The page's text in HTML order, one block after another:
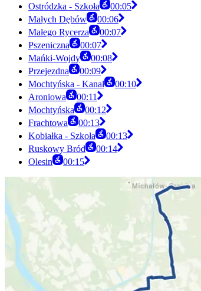
Ostródzka - Szkoła
00:05
Małych Dębów
00:06
Małego Rycerza
00:07
Pszeniczna
00:07
Mańki-Wojdy
00:08
Przejezdna
00:09
Mochtyńska - Kanał
00:10
Aroniowa
00:11
Mochtyńska
00:12
Frachtowa
00:13
Kobiałka - Szkoła
00:13
Ruskowy Bród
00:14
Olesin
00:15